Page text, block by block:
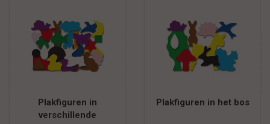
Plakfiguren in
verschillende
Plakfiguren in het bos